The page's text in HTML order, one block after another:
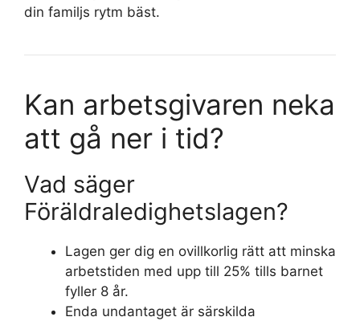
din familjs rytm bäst.
Kan arbetsgivaren neka
att gå ner i tid?
Vad säger
Föräldraledighetslagen?
Lagen ger dig en ovillkorlig rätt att minska
arbetstiden med upp till 25% tills barnet
fyller 8 år.
Enda undantaget är särskilda